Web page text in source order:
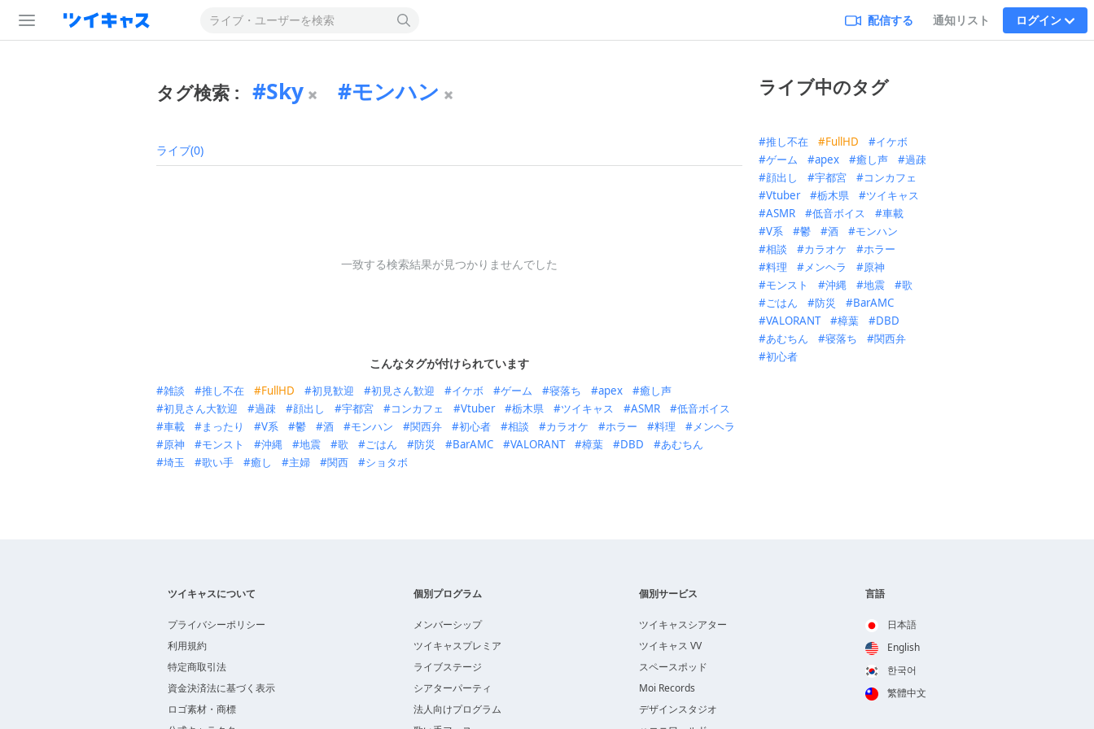
配信する 通知リスト ログイン
タグ検索 : Sky モンハン
ライブ(0)
一致する検索結果が見つかりませんでした
こんなタグが付けられています
雑談 推し不在 FullHD 初見歓迎 初見さん歓迎 イケボ ゲーム 寝落ち apex
癒し声
初見さん大歓迎
過疎 顔出し 宇都宮 コンカフェ Vtuber 栃木県 ツイキャス ASMR
低音ボイス
車載
まったり V系 鬱 酒 モンハン 関西弁 初心者 相談 カラオケ ホラー 料理
メンヘラ
原神
モンスト 沖縄 地震 歌 ごはん 防災 BarAMC VALORANT 樟葉 DBD
あむちん
埼玉
歌い手 癒し 主婦 関西 ショタボ
ライブ中のタグ
推し不在 FullHD
イケボ
ゲーム
apex 癒し声
過疎
顔出し
宇都宮
コンカフェ
Vtuber
栃木県
ツイキャス
ASMR
低音ボイス
車載
V系
鬱 酒
モンハン
相談
カラオケ
ホラー
料理
メンヘラ
原神
モンスト
沖縄 地震
歌
ごはん
防災
BarAMC
VALORANT
樟葉
DBD
あむちん
寝落ち
関西弁
初心者
ツイキャスについて
プライバシーポリシー
利用規約
特定商取引法
資金決済法に基づく表示
ロゴ素材・商標
個別プログラム
メンバーシップ
ツイキャスプレミア
ライブステージ
シアターパーティ
法人向けプログラム
個別サービス
ツイキャスシアター
ツイキャス VV
スペースポッド
Moi Records
デザインスタジオ
言語
日本語
English
한국어
繁體中文